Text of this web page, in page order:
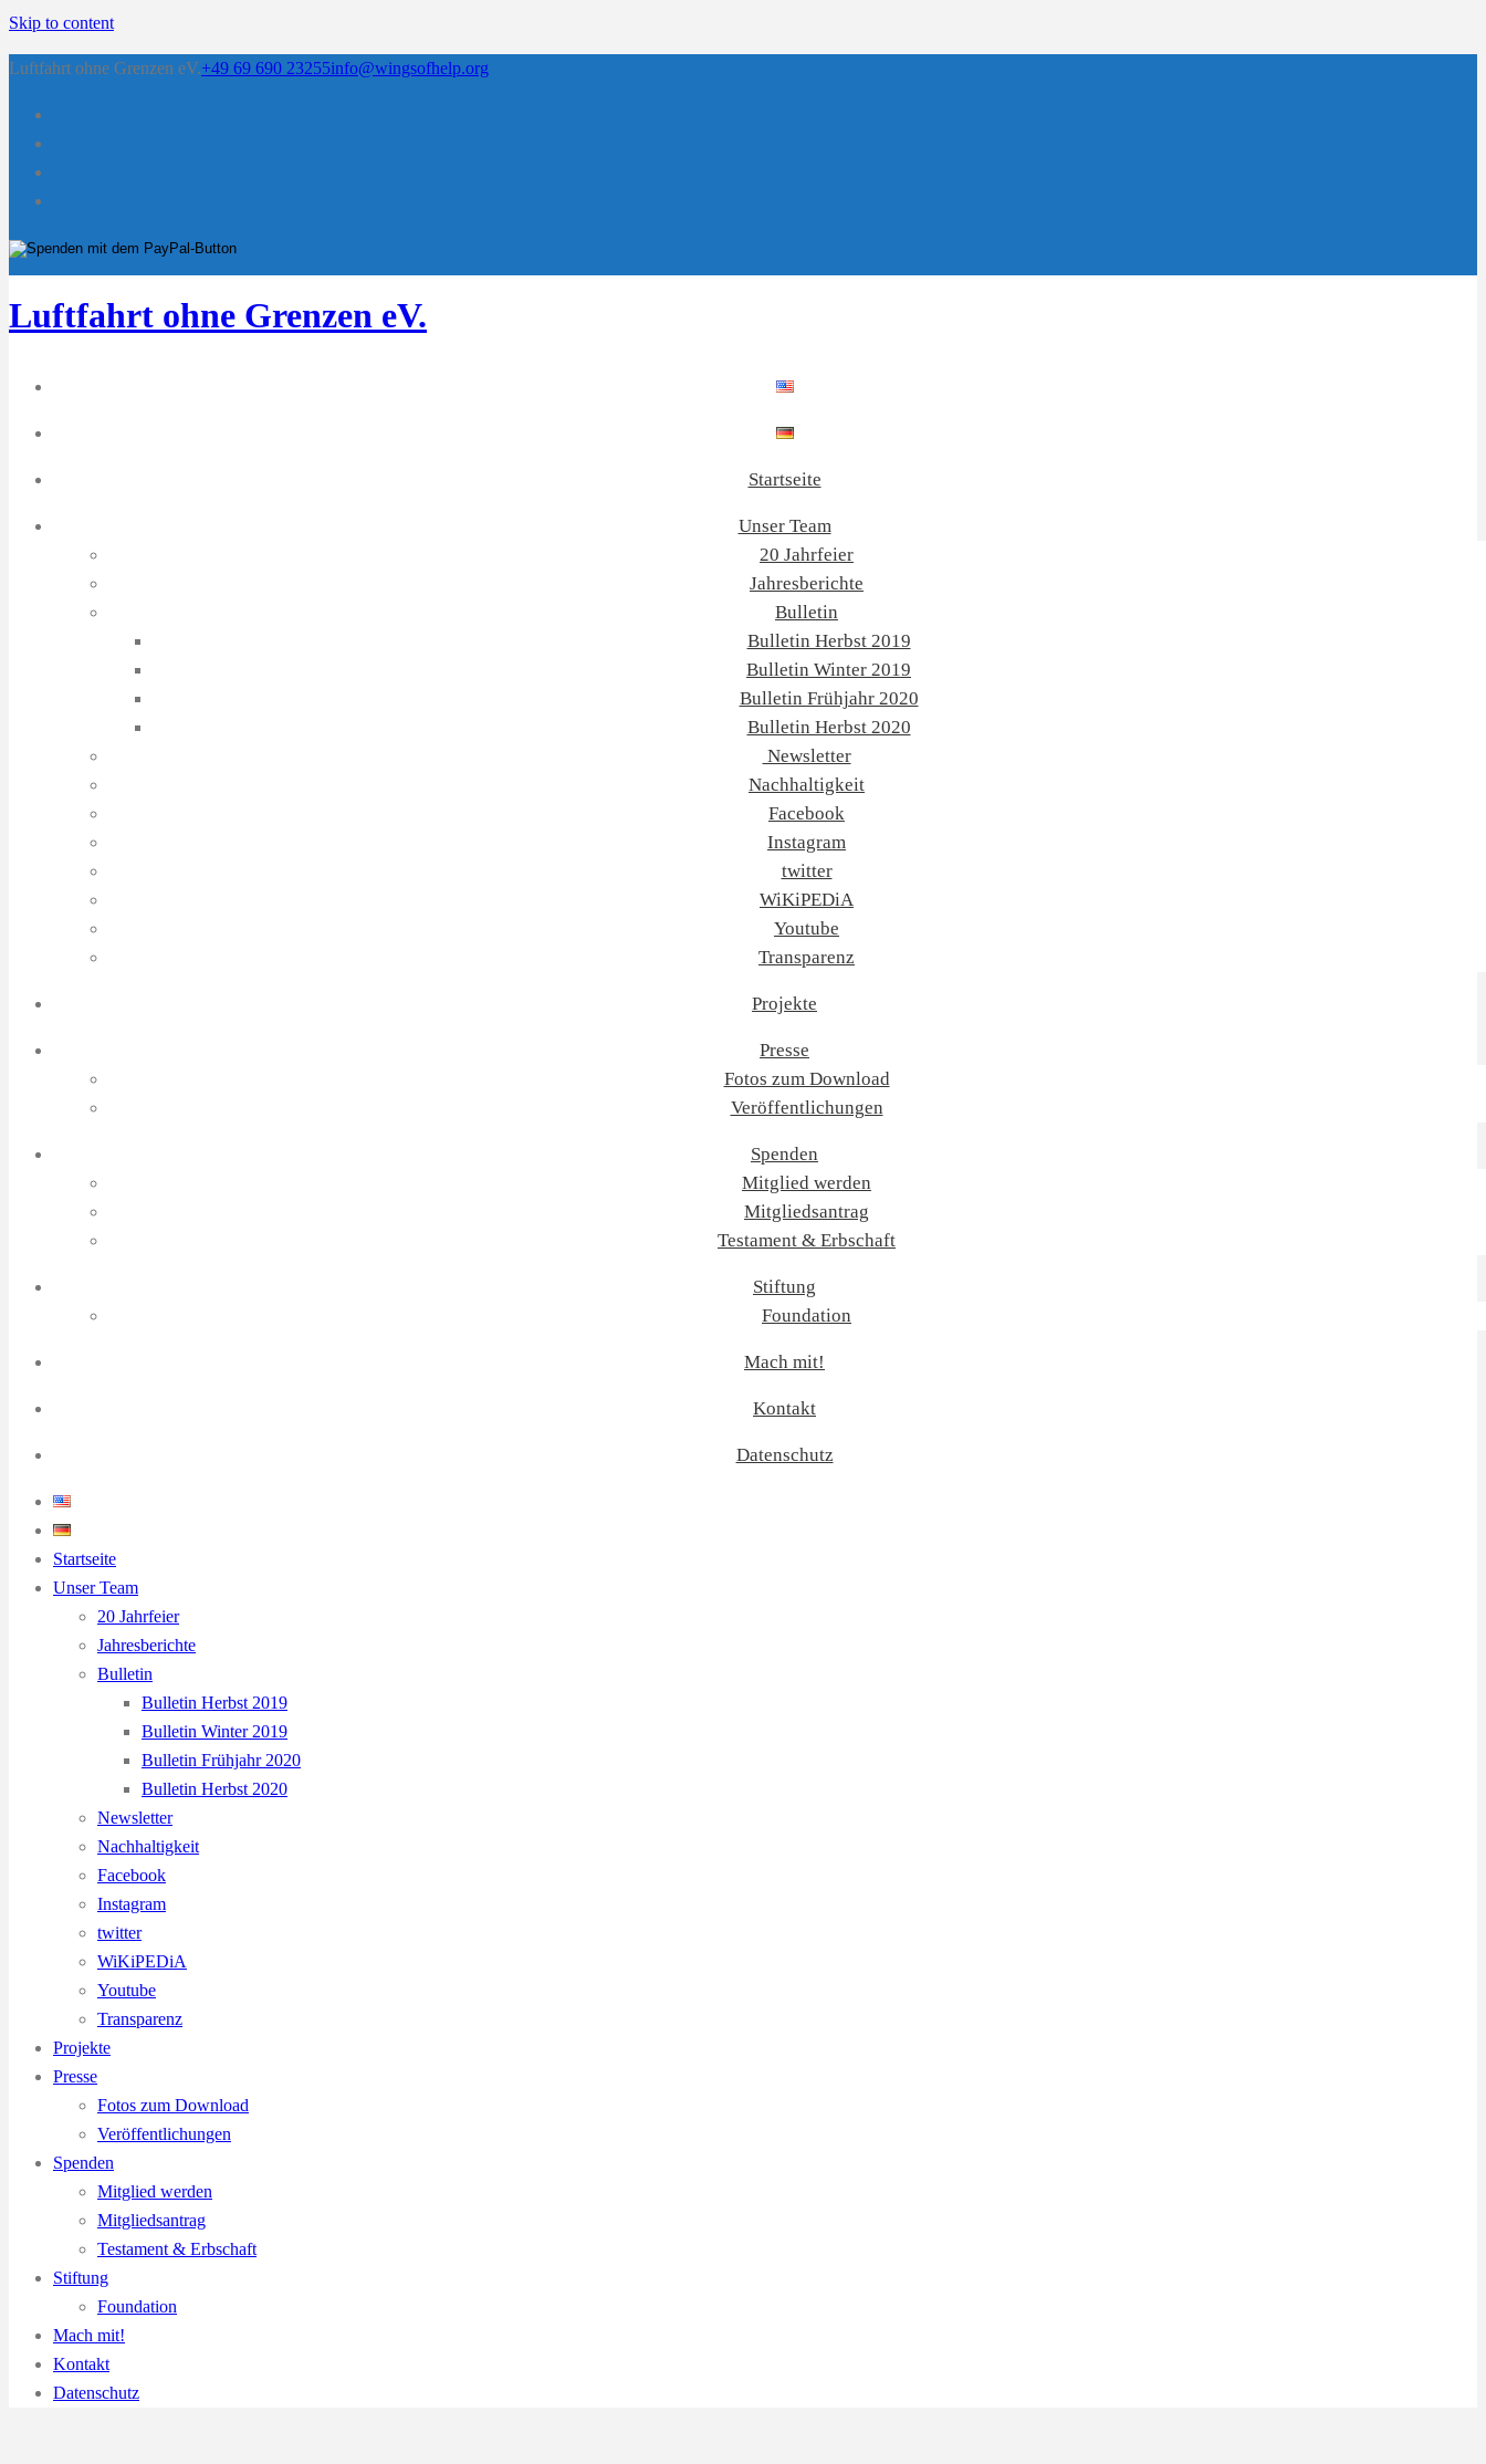
Skip to content
Luftfahrt ohne Grenzen eV.+49 69 690 23255info@wingsofhelp.org
Luftfahrt ohne Grenzen eV.
Startseite
Unser Team
20 Jahrfeier
Jahresberichte
Bulletin
Bulletin Herbst 2019
Bulletin Winter 2019
Bulletin Frühjahr 2020
Bulletin Herbst 2020
Newsletter
Nachhaltigkeit
Facebook
Instagram
twitter
WiKiPEDiA
Youtube
Transparenz
Projekte
Presse
Fotos zum Download
Veröffentlichungen
Spenden
Mitglied werden
Mitgliedsantrag
Testament & Erbschaft
Stiftung
Foundation
Mach mit!
Kontakt
Datenschutz
Startseite
Unser Team
20 Jahrfeier
Jahresberichte
Bulletin
Bulletin Herbst 2019
Bulletin Winter 2019
Bulletin Frühjahr 2020
Bulletin Herbst 2020
Newsletter
Nachhaltigkeit
Facebook
Instagram
twitter
WiKiPEDiA
Youtube
Transparenz
Projekte
Presse
Fotos zum Download
Veröffentlichungen
Spenden
Mitglied werden
Mitgliedsantrag
Testament & Erbschaft
Stiftung
Foundation
Mach mit!
Kontakt
Datenschutz